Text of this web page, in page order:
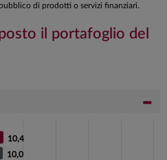
di prodotti o servizi finanziari.
il portafoglio del
10,4
10,4
10,0
10,0